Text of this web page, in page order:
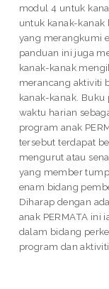
modul 4 untuk
untuk kanak-kanak
yang merangkumi
panduan ini juga
kanak-kanak
merancang aktiviti
kanak-kanak.
waktu harian
program anak
tersebut terdapat
mengurut atau
yang member
enam bidang
Diharap dengan
anak PERMATA ini
dalam bidang
program dan